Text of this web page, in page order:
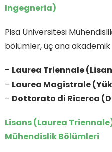
Ingegneria)
Pisa Üniversitesi
bölümler, üç ana akademik
– Laurea Triennale
– Laurea Magistrale
– Dottorato di Ricerca
Lisans (Laurea
Mühendislik Bölümleri